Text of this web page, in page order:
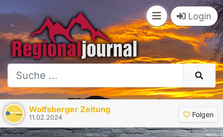
Login
Wolfsberger Zeitung
11.02.2024 Folgen